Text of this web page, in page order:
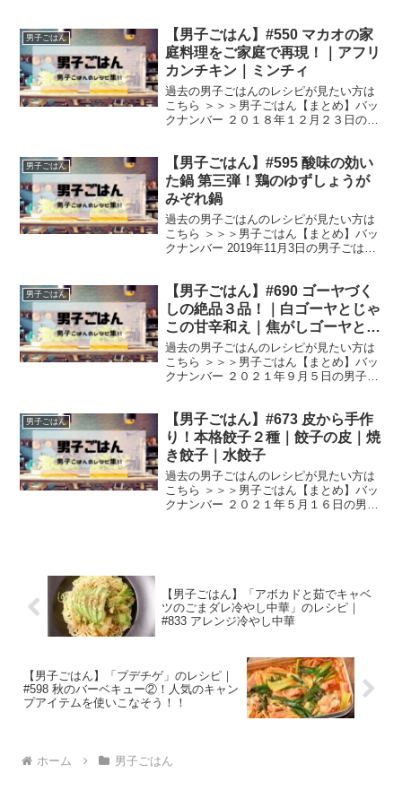
ニカマのポテトサラダ じゃがいもとひき
肉の洋風おや...
男子ごはん
【男子ごはん】#550 マカオの家
庭料理をご家庭で再現！｜アフリ
カンチキン｜ミンチィ
過去の男子ごはんのレシピが見たい方は
こちら ＞＞＞男子ごはん【まとめ】バッ
クナンバー ２０１８年１２月２３日の男
楽天レシピ！登録で５ポイント！！ アフ
リカンチキン...
男子ごはん
【男子ごはん】#595 酸味の効い
た鍋 第三弾！鶏のゆずしょうが
みぞれ鍋
過去の男子ごはんのレシピが見たい方は
こちら ＞＞＞男子ごはん【まとめ】バッ
クナンバー 2019年11月3日の男子ごはん
り&コクで楽しむ！ リゾット風バターご
飯 ...
男子ごはん
【男子ごはん】#690 ゴーヤづく
しの絶品３品！｜白ゴーヤとじゃ
この甘辛和え｜焦がしゴーヤと玉
ねぎのジョン｜ゴーヤ豚バーグ
過去の男子ごはんのレシピが見たい方は
こちら ＞＞＞男子ごはん【まとめ】バッ
クナンバー ２０２１年９月５日の男子ご
ーグ の３品をご紹介します！ 白ゴーヤと
じゃこの甘...
男子ごはん
【男子ごはん】#673 皮から手作
り！本格餃子２種｜餃子の皮｜焼
き餃子｜水餃子
過去の男子ごはんのレシピが見たい方は
こちら ＞＞＞男子ごはん【まとめ】バッ
クナンバー ２０２１年５月１６日の男子
【男子ごはん】「アボカドと茹でキャベ
ツのごまダレ冷やし中華」のレシピ｜
#833 アレンジ冷やし中華
【男子ごはん】「プデチゲ」のレシピ｜
#598 秋のバーベキュー②！人気のキャン
プアイテムを使いこなそう！！
ホーム 男子ごはん